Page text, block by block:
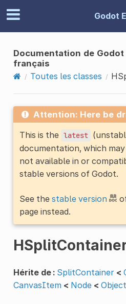
Godot
Documentation de Godot
français
Toutes les classes
Attention: Here be
This is the latest
documentation, which
not available in or
stable versions of Godot.
See the stable version
page instead.
Hérite de : SplitContainer <
CanvasItem < Node < Object